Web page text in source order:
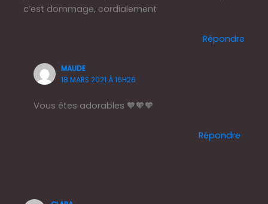
c’est dommage, cordialement
Répondre
MAUDE
18 MARS 2021 À 16H26
Vous êtes adorables 🧡🧡🧡
Répondre